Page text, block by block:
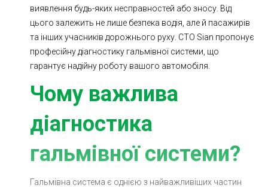
виявлення будь-яких несправностей або зносу. Від
цього залежить не лише безпека водія, але й пасажирів
та інших учасників дорожнього руху. СТО Sian пропонує
професійну діагностику гальмівної системи, що
гарантує надійну роботу вашого автомобіля.
Чому важлива
діагностика
гальмівної системи?
Гальмівна система є однією з найважливіших частин